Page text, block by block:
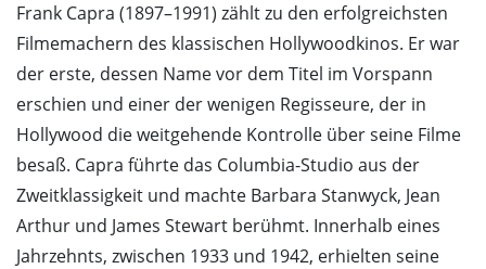
Frank Capra (1897–1991) zählt zu den erfolgreichsten
Filmemachern des klassischen Hollywoodkinos. Er war
der erste, dessen Name vor dem Titel im Vorspann
erschien und einer der wenigen Regisseure, der in
Hollywood die weitgehende Kontrolle über seine Filme
besaß. Capra führte das Columbia-Studio aus der
Zweitklassigkeit und machte Barbara Stanwyck, Jean
Arthur und James Stewart berühmt. Innerhalb eines
Jahrzehnts, zwischen 1933 und 1942, erhielten seine